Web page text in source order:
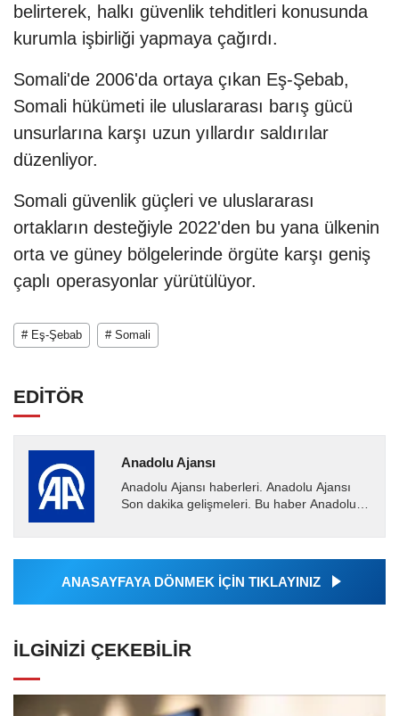
belirterek, halkı güvenlik tehditleri konusunda
kurumla işbirliği yapmaya çağırdı.
Somali'de 2006'da ortaya çıkan Eş-Şebab,
Somali hükümeti ile uluslararası barış gücü
unsurlarına karşı uzun yıllardır saldırılar
düzenliyor.
Somali güvenlik güçleri ve uluslararası
ortakların desteğiyle 2022'den bu yana ülkenin
orta ve güney bölgelerinde örgüte karşı geniş
çaplı operasyonlar yürütülüyor.
# Eş-Şebab # Somali
EDİTÖR
Anadolu Ajansı
Anadolu Ajansı haberleri. Anadolu Ajansı
Son dakika gelişmeleri. Bu haber Anadolu
Ajansı tarafından...
ANASAYFAYA DÖNMEK İÇİN TIKLAYINIZ
İLGINIZI ÇEKEBILIR